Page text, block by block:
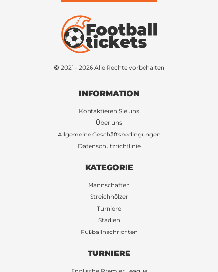
© 2021 - 2026 Alle Rechte vorbehalten
INFORMATION
Kontaktieren Sie uns
Über uns
Allgemeine Geschäftsbedingungen
Datenschutzrichtlinie
KATEGORIE
Mannschaften
Streichhölzer
Turniere
Stadien
Fußballnachrichten
TURNIERE